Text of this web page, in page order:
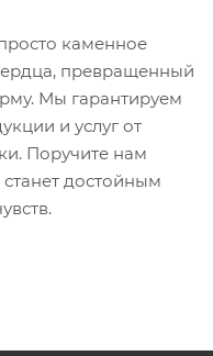
каменное
превращенный
Мы гарантируем
и услуг от
Поручите нам
достойным